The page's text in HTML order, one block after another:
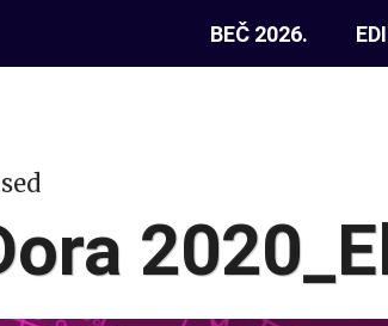
BEČ 2026.